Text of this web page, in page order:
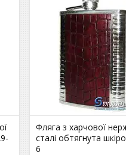
Фляга з харчової
сталі обтягнута
6